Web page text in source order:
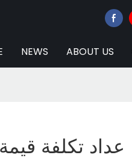
NEWS ABOUT US
عداد تكلفة